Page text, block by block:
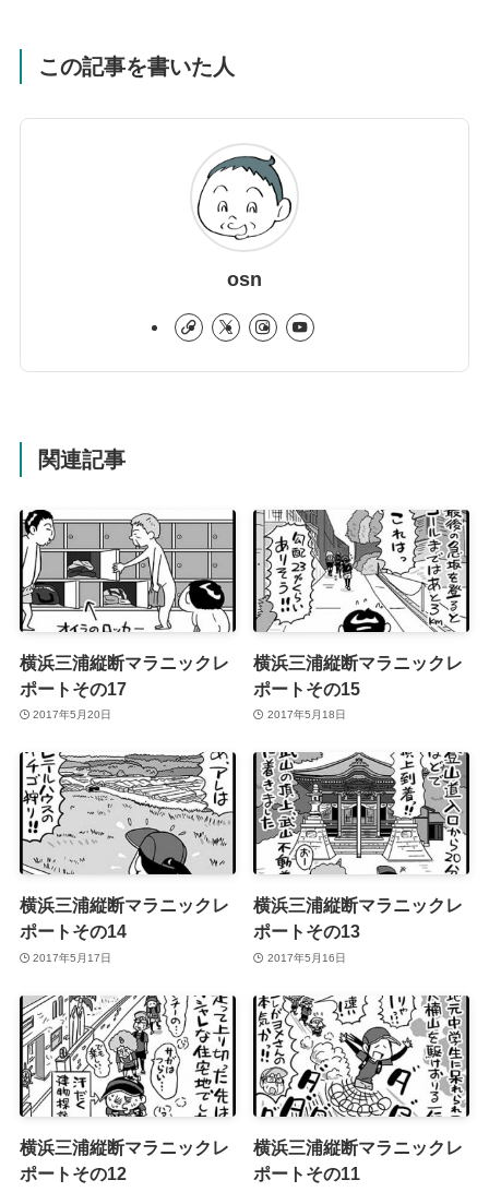
この記事を書いた人
osn
関連記事
横浜三浦縦断マラニックレ
ポートその17
2017年5月20日
横浜三浦縦断マラニックレ
ポートその15
2017年5月18日
横浜三浦縦断マラニックレ
ポートその14
2017年5月17日
横浜三浦縦断マラニックレ
ポートその13
2017年5月16日
横浜三浦縦断マラニックレ
ポートその12
横浜三浦縦断マラニックレ
ポートその11